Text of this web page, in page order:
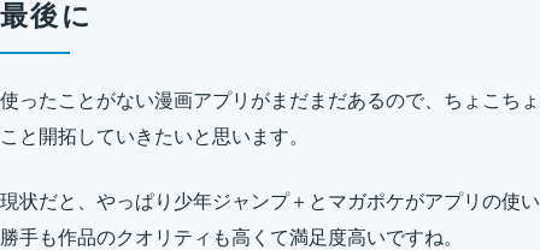
最後に
使ったことがない漫画アプリがまだまだあるので、ちょこちょ
こと開拓していきたいと思います。
現状だと、やっぱり少年ジャンプ＋とマガポケがアプリの使い
勝手も作品のクオリティも高くて満足度高いですね。